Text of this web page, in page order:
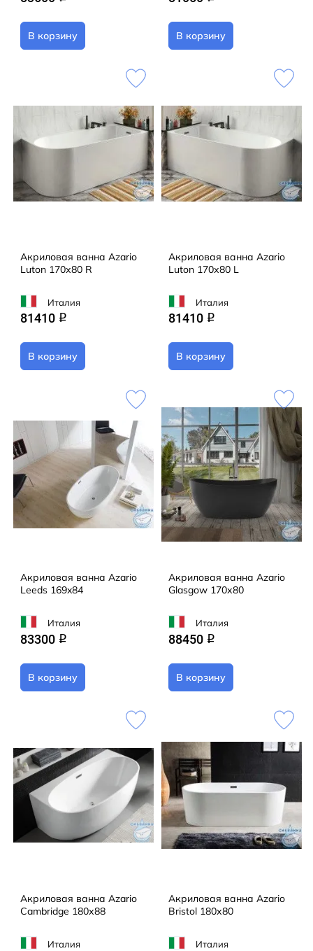
В корзину В корзину
Акриловая ванна Azario
Luton 170х80 R
Италия
81410 q
В корзину
Акриловая ванна Azario
Luton 170х80 L
Италия
81410 q
В корзину
Акриловая ванна Azario
Leeds 169x84
Италия
83300 q
В корзину
Акриловая ванна Azario
Glasgow 170х80
Италия
88450 q
В корзину
Акриловая ванна Azario
Cambridge 180х88
Италия
Акриловая ванна Azario
Bristol 180х80
Италия